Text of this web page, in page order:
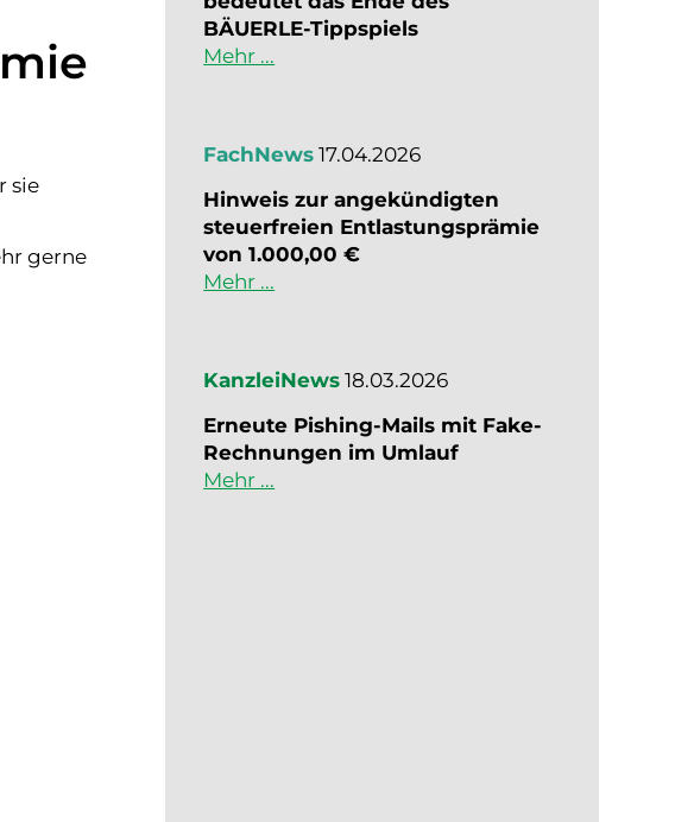
sie
gerne
BÄUERLE-Tippspiels
Mehr ...
FachNews 17.04.2026
Hinweis zur angekündigten
steuerfreien Entlastungsprämie
von 1.000,00 €
Mehr ...
KanzleiNews 18.03.2026
Erneute Pishing-Mails mit Fake-
Rechnungen im Umlauf
Mehr ...